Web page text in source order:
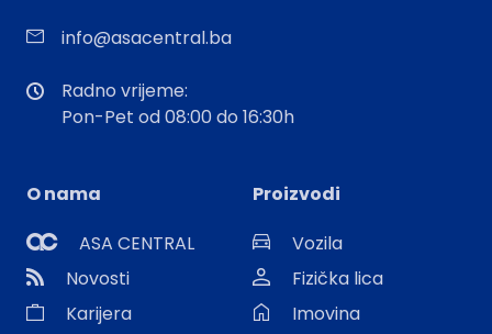
info@asacentral.ba
Radno vrijeme:
Pon-Pet od 08:00 do 16:30h
O nama
ASA CENTRAL
Novosti
Karijera
Proizvodi
Vozila
Fizička lica
Imovina